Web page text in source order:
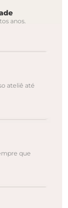
anos.
ateliê até
que